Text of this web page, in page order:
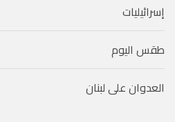
إسرائيليات
طقس اليوم
العدوان على لبنان